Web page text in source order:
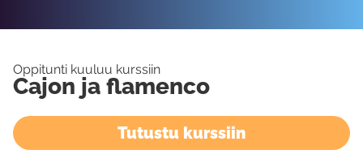
Oppitunti kuuluu kurssiin
Cajon ja flamenco
Tutustu kurssiin